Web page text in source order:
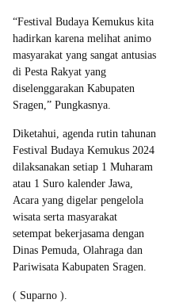
“Festival Budaya Kemukus kita
hadirkan karena melihat animo
masyarakat yang sangat antusias
di Pesta Rakyat yang
diselenggarakan Kabupaten
Sragen,” Pungkasnya.
Diketahui, agenda rutin tahunan
Festival Budaya Kemukus 2024
dilaksanakan setiap 1 Muharam
atau 1 Suro kalender Jawa,
Acara yang digelar pengelola
wisata serta masyarakat
setempat bekerjasama dengan
Dinas Pemuda, Olahraga dan
Pariwisata Kabupaten Sragen.
( Suparno ).